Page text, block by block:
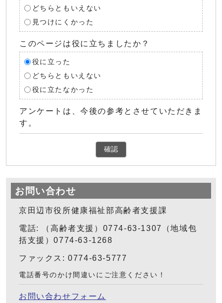
どちらともいえない
見つけにくかった
このページは役に立ちましたか？
役に立った
どちらともいえない
役に立たなかった
アンケートは、今後の参考とさせていただきま
す。
確認
お問い合わせ
京田辺市役所健康福祉部高齢者支援課
電話: （高齢者支援）0774-63-1307（地域包
括支援）0774-63-1268
ファックス: 0774-63-5777
電話番号のかけ間違いにご注意ください！
お問い合わせフォーム